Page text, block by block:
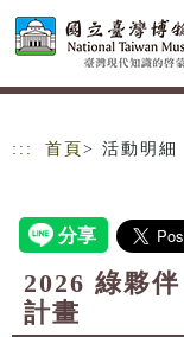
跳到主要內容
網站導覽
::: 首頁 > 活動明細
2026 綠夥
計畫